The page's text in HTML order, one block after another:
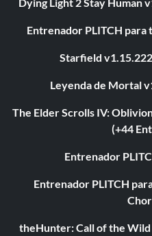
Entrenador PLITCH
Starfield
Leyenda de Mortal
The Elder Scrolls IV:
(+44
Entrenador
Entrenador PLITCH
theHunter: Call of the